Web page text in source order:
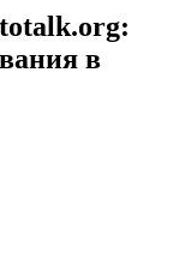
в